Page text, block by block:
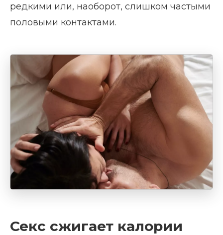
редкими или, наоборот, слишком частыми
половыми контактами.
Секс сжигает калории